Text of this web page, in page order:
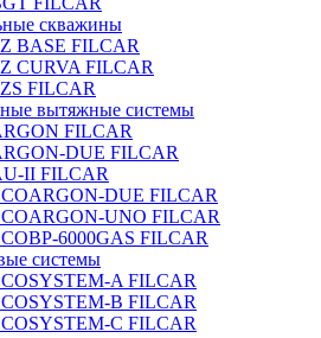
скважины
BASE FILCAR
CURVA FILCAR
FILCAR
вытяжные системы
FILCAR
DUE FILCAR
II FILCAR
DUE FILCAR
UNO FILCAR
6000GAS FILCAR
системы
A FILCAR
B FILCAR
C FILCAR